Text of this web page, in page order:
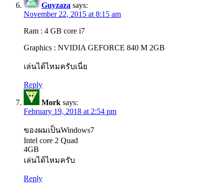
Guyzaza says:
November 22, 2015 at 8:15 am
Ram : 4 GB core i7
Graphics : NVIDIA GEFORCE 840 M 2GB
เล่นได้ไหมครับเนี่ย
Reply
Mork says:
February 19, 2018 at 2:54 pm
ของผมเป็นWindows7
Intel core 2 Quad
4GB
เล่นได้ไหมครับ
Reply